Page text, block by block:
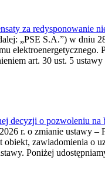
za redysponowanie
„PSE S.A.”) w dniu
art. 30 ust. 5 ustawy
decyzji o pozwoleniu
r. o zmianie ustawy
obiekt, zawiadomienia
Poniżej